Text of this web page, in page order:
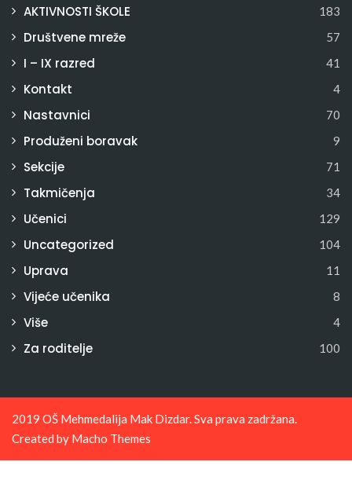
AKTIVNOSTI ŠKOLE 183
Društvene mreže 57
I – IX razred 41
Kontakt 4
Nastavnici 70
Produženi boravak 9
Sekcije 71
Takmičenja 34
Učenici 129
Uncategorized 104
Uprava 11
Vijeće učenika 8
Više 4
Za roditelje 100
2019 OŠ Mehmedalija Mak Dizdar. Sva prava zadržana.
Created by Macho Themes